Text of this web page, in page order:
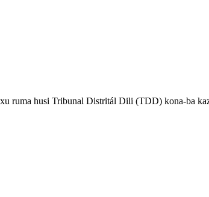
ruma husi Tribunal Distritál Dili (TDD) kona-ba